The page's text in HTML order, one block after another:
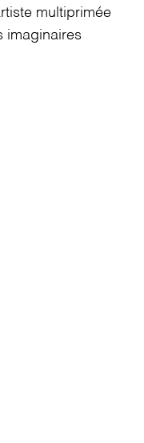
multiprimée
imaginaires